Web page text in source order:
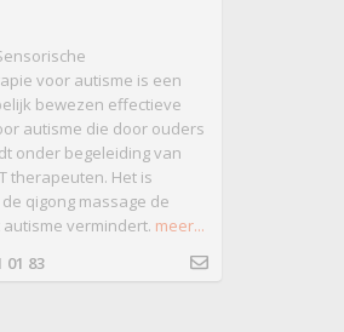
voor autisme is een
bewezen effectieve
autisme die door ouders
onder begeleiding van
therapeuten. Het is
qigong massage de
vermindert. meer...
01 83